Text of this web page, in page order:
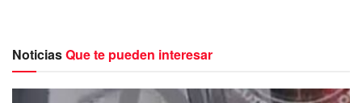
NoticiasQue te pueden interesar